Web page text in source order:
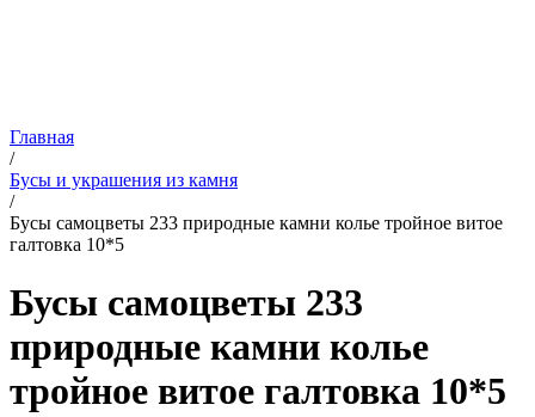
Главная
/
Бусы и украшения из камня
/
Бусы самоцветы 233 природные камни колье тройное витое
галтовка 10*5
Бусы самоцветы 233
природные камни колье
тройное витое галтовка 10*5